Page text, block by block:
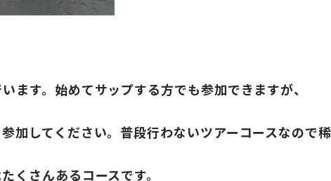
ます。始めてサップする方でも参加できますが、
加してください。普段行わないツアーコースなので
くさんあるコースです。